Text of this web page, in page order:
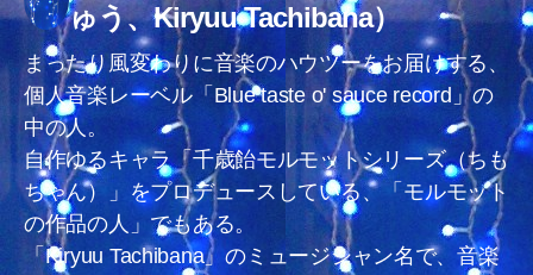
ゅう、Kiryuu Tachibana）
まったり風変わりに音楽のハウツーをお届けする、
個人音楽レーベル「Blue taste o' sauce record」の
中の人。
自作ゆるキャラ「千歳飴モルモットシリーズ（ちも
ちゃん）」をプロデュースしている、「モルモット
の作品の人」でもある。
「Kiryuu Tachibana」のミュージシャン名で、音楽